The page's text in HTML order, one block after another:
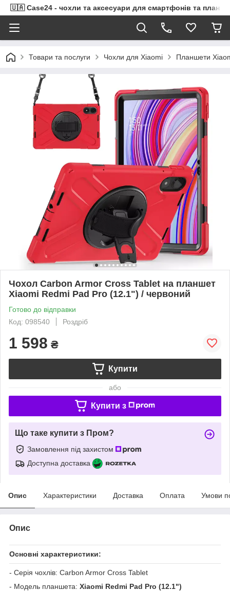
🇺🇦 Case24 - чохли та аксесуари для смартфонів та
Товари та послуги Чохли для Xiaomi Планшети
Чохол Carbon Armor Cross Tablet на планшет
Xiaomi Redmi Pad Pro (12.1") / червоний
Готово до відправки
Код: 098540
Роздріб
1 598 ₴
Купити
або
Купити з
Що таке купити з Пром?
Замовлення під захистом
Доступна доставка
Опис Характеристики Доставка Оплата Умови
Опис
Основні характеристики:
- Серія чохлів: Carbon Armor Cross Tablet
- Модель планшета: Xiaomi Redmi Pad Pro (12.1")